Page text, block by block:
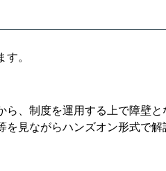
。
、制度を運用する上で障壁と
見ながらハンズオン形式で解